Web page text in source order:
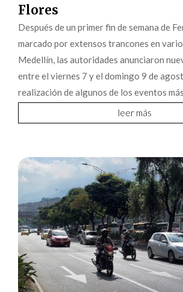
Flores
Después de un primer fin de semana de
marcado por extensos trancones en
Medellín, las autoridades anunciaron
entre el viernes 7 y el domingo 9 de
realización de algunos de los eventos
leer más